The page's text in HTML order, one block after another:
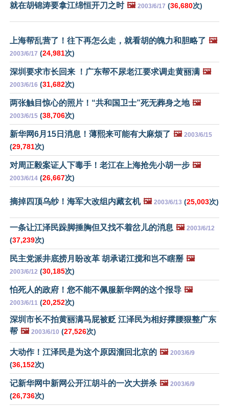
就在胡锦涛要拿江绵恒开刀之时 🖼️ 2003/6/17 (36,680次)
上海帮乱营了！往下再怎么走，就看胡的魄力和胆略了 🖼️
2003/6/17 (24,981次)
深圳要求市长回来 ！广东帮不尿老江要求调走黄丽满 🖼️
2003/6/16 (31,682次)
两张触目惊心的照片！“共和国卫士”死无葬身之地 🖼️
2003/6/15 (38,706次)
新华网6月15日消息！薄熙来可能有大麻烦了 🖼️ 2003/6/15
(29,781次)
对周正毅案证人下毒手！老江在上海抢先小胡一步 🖼️
2003/6/14 (26,667次)
摘掉四顶乌纱！海军大改组内藏玄机 🖼️ 2003/6/13 (25,003次)
一条让江泽民跺脚捶胸但又找不着岔儿的消息 🖼️ 2003/6/12
(37,239次)
民主党派井底捞月盼改革 胡承诺江搅和岂不瞎掰 🖼️
2003/6/12 (30,185次)
怕死人的政府！您不能不佩服新华网的这个报导 🖼️
2003/6/11 (20,252次)
深圳市长不拍黄丽满马屁被贬 江泽民为相好撑腰狠整广东
帮 🖼️ 2003/6/10 (27,526次)
大动作！江泽民是为这个原因溜回北京的 🖼️ 2003/6/9
(36,152次)
记新华网中新网公开江胡斗的一次大拼杀 🖼️ 2003/6/9
(26,736次)